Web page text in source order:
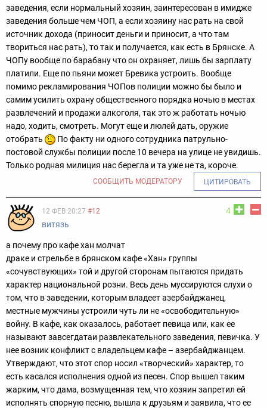
заведения, если нормальный хозяин, заинтересован в имидже
заведения больше чем ЧОП, а если хозяину нас рать на свой
источник дохода (приносит деньги и приносит, а что там
твориться нас рать), то так и получается, как есть в Брянске. А
ЧОПу вообще по барабану что он охраняет, лишь бы зарплату
платили. Еще по пьяни может Бревика устроить. Вообще
помимо рекламирования ЧОПов полиции можно бы было и
самим усилить охрану общественного порядка ночью в местах
развлечений и продажи алкоголя, так это ж работать ночью
надо, ходить, смотреть. Могут еще и люлей дать, оружие
отобрать
По факту ни одного сотрудника патрульно-
постовой службы полиции после 10 вечера на улице не увидишь.
Только родная милиция нас берегла и та уже не та, короче.
СООБЩИТЬ МОДЕРАТОРУ ЦИТИРОВАТЬ
4
12 ФЕВ 20:27 #12
витязь
а почему про кафе хан молчат
драке и стрельбе в брянском кафе «Хан» группы
«сочувствующих» той и другой сторонам пытаются придать
характер национальной розни. Весь день муссируются слухи о
том, что в заведении, которым владеет азербайджанец,
местные мужчины устроили чуть ли не «освободительную»
войну. В кафе, как оказалось, работает певица или, как ее
называют завсегдатаи развлекательного заведения, певичка. У
нее возник конфликт с владельцем кафе – азербайджанцем.
Утверждают, что этот спор носил «творческий» характер, то
есть касался исполнения одной из песен. Спор вышел таким
жарким, что дама, возмущенная тем, что хозяин запретил ей
исполнять спорную песню, вышла к друзьям и заявила, что ее